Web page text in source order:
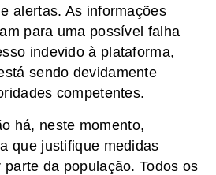
alertas. As informações
para uma possível falha
indevido à plataforma,
sendo devidamente
competentes.
há, neste momento,
que justifique medidas
da população. Todos os